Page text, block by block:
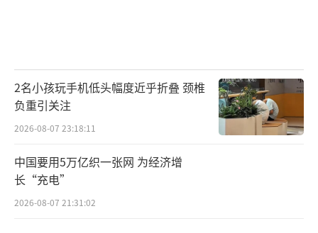
2名小孩玩手机低头幅度近乎折叠 颈椎
负重引关注
2026-08-07 23:18:11
中国要用5万亿织一张网 为经济增
长“充电”
2026-08-07 21:31:02